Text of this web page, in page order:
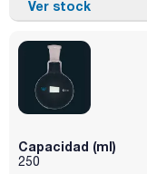
Ver stock
Capacidad (ml)
250